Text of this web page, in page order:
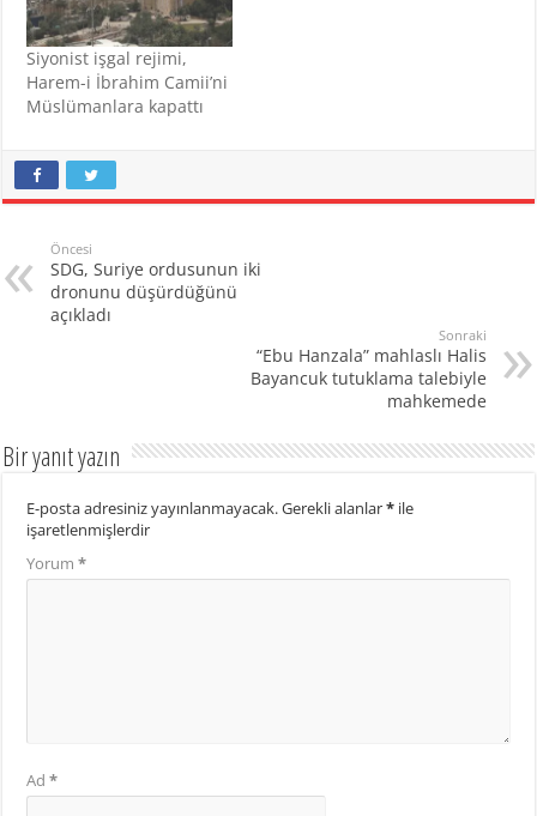
Siyonist işgal rejimi,
Harem-i İbrahim Camii’ni
Müslümanlara kapattı
Öncesi
SDG, Suriye ordusunun iki
dronunu düşürdüğünü
açıkladı
Sonraki
“Ebu Hanzala” mahlaslı Halis
Bayancuk tutuklama talebiyle
mahkemede
Bir yanıt yazın
E-posta adresiniz yayınlanmayacak.Gerekli alanlar* ile
işaretlenmişlerdir
Yorum*
Ad*